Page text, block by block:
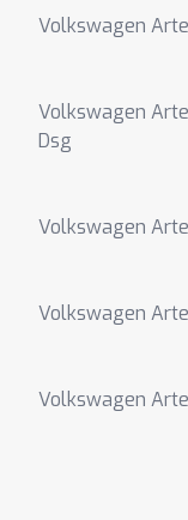
Volkswagen
Volkswagen
Dsg
Volkswagen
Volkswagen
Volkswagen